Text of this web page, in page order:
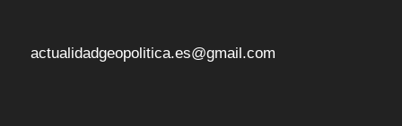
actualidadgeopolitica.es@gmail.com